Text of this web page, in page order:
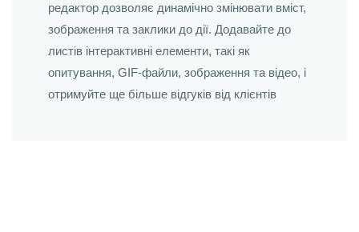
редактор дозволяє динамічно змінювати вміст,
зображення та заклики до дії. Додавайте до
листів інтерактивні елементи, такі як
опитування, GIF-файли, зображення та відео, і
отримуйте ще більше відгуків від клієнтів